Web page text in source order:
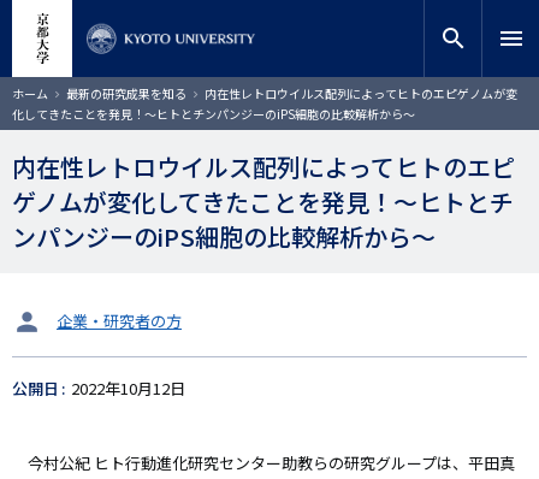
コ
ン
テ
ン
ツ
に
動
サイト内検索
検索
search menu
ホーム 最新の研究成果を知る
内在性レトロウイルス配列によってヒトのエピゲノムが変
化してきたことを発見！～ヒトとチンパンジーのiPS細胞の比較解析から～
内在性レトロウイルス配列によってヒトのエピ
ゲノムが変化してきたことを発見！～ヒトとチ
ンパンジーのiPS細胞の比較解析から～
タ
ッ
企業・研究者の方
公開日 2022年10月12日
今村公紀 ヒト行動進化研究センター助教らの研究グループは、平田真